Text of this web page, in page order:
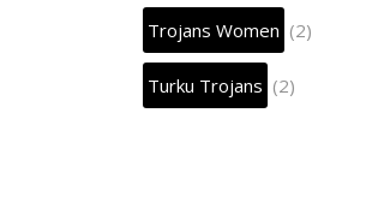
Trojans Women (2)
Turku Trojans (2)